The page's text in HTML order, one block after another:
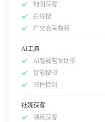
地图获客
在线搜
广交会采购商
AI工具
AI智能营销助手
智能搜邮
邮件检测
社媒获客
领英获客